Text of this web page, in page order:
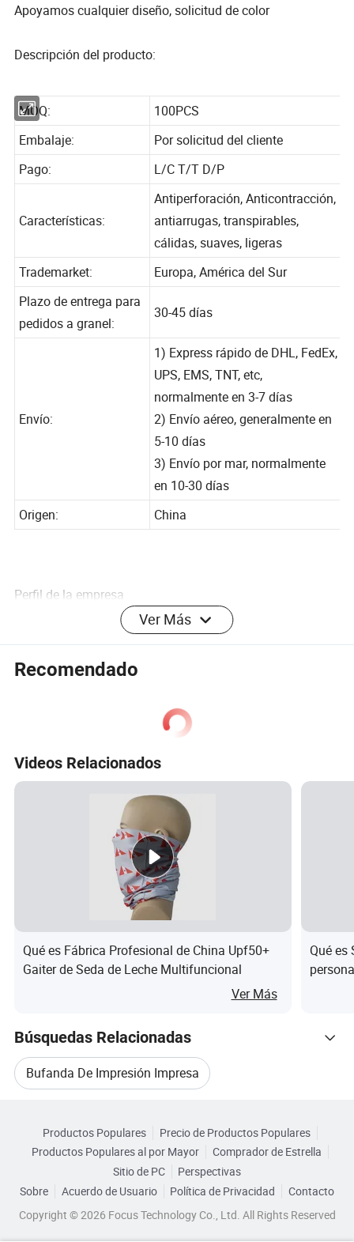
Apoyamos cualquier diseño, solicitud de color
Descripción del producto:
MOQ: 100PCS
Embalaje: Por solicitud del cliente
Pago: L/C T/T D/P
Antiperforación, Anticontracción,
antiarrugas, transpirables,
cálidas, suaves, ligeras
Trademarket:
Europa, América del Sur
Plazo de entrega para
pedidos a granel:
1) Express rápido de DHL, FedEx,
UPS, EMS, TNT, etc,
normalmente en 3-7 días
2) Envío aéreo, generalmente en
5-10 días
3) Envío por mar, normalmente
en 10-30 días
Origen: China
Perfil de la empresa
Huzhou WanShiSheng Dress Co., Ltd está ubicado en la
provincia de Zhejiang, China. ′s unos 50 minutos de viaje
desde Shanghai en tren. Somos la fabricación en
América del Norte, Europa, Asia y África.
mantas, mantones, sombreros, ropa para la cabeza,
Sombreros, guantes, bolsas, etc. Ofrecemos muchos
materiales diferentes, como algodón, algodón bci,
poliéster, poliéster reciclado, lino, seda, lana, cachemira,
nylon, Mezcla de tejidos, etc. nuestros productos variaban
desde el nivel bajo, medio a alto para cumplir con los
requisitos del cliente′ S y OEM es muy bien recibido!
Disfrute de precios directos de fábrica competitivos, MOQ
pequeño, entrega rápida, respuesta rápida al cliente,
amplia gama de diseños!
primero, mejora continua e innovación para satisfacer a
los clientes" para la gestión y "cero defectos, cero quejas"
como el objetivo de calidad. Para perfeccionar nuestro
precio razonable.
Damos la bienvenida a clientes de todo el mundo para
establecer relaciones comerciales con nosotros, para
lograr nuestra estrategia de ganar-ganar más grande.
Ver Más
Recomendado
Videos Relacionados
Qué es Fábrica Profesional de China Upf50+
Gaiter de Seda de Leche Multifuncional
Ver Más
Qué es
Búsquedas Relacionadas
Bufanda De Impresión Impresa
Impresión De Bufandas De Poliéster
Navegar por Categorías
Productos Populares
Precio de Productos Populares
Productos Populares al por Mayor
Comprador de Estrella
Sitio de PC
Perspectivas
Sobre
Acuerdo de Usuario Política de Privacidad
Contacto
Copyright © 2026 Focus Technology Co., Ltd. All Rights Reserved